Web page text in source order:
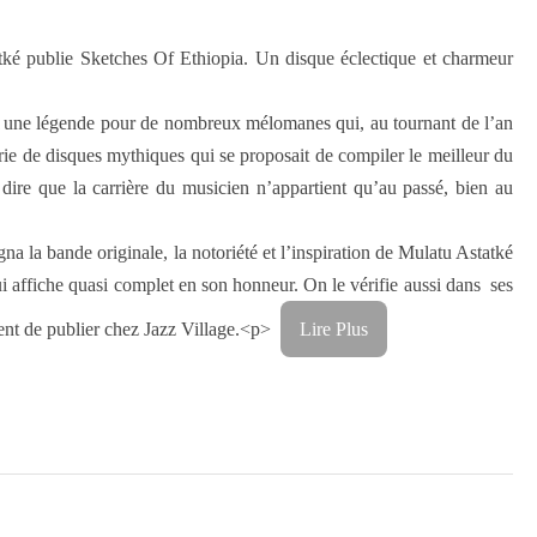
publie Sketches Of Ethiopia. Un disque éclectique et charmeur
légende pour de nombreux mélomanes qui, au tournant de l’an
de disques mythiques qui se proposait de compiler le meilleur du
que la carrière du musicien n’appartient qu’au passé, bien au
la bande originale, la notoriété et l’inspiration de Mulatu Astatké
quasi complet en son honneur. On le vérifie aussi dans ses
de publier chez Jazz Village.<p> Lire Plus